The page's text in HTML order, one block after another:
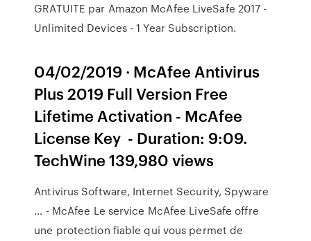
GRATUITE par Amazon McAfee LiveSafe 2017 -
Unlimited Devices - 1 Year Subscription.
04/02/2019 · McAfee Antivirus
Plus 2019 Full Version Free
Lifetime Activation - McAfee
License Key ️ - Duration: 9:09.
TechWine 139,980 views
Antivirus Software, Internet Security, Spyware
... - McAfee Le service McAfee LiveSafe offre
une protection fiable qui vous permet de